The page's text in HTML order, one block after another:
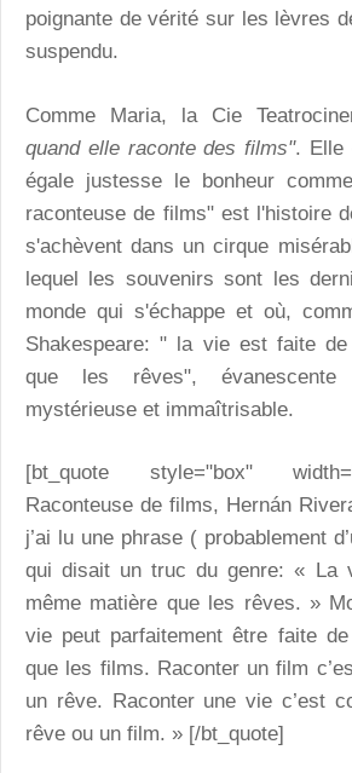
poignante de vérité sur les lèvres
suspendu.
Comme Maria, la Cie
quand elle raconte des films". Elle
égale justesse le bonheur
raconteuse de films" est l'histoire
s'achèvent dans un cirque
lequel les souvenirs sont les
monde qui s'échappe et où,
Shakespeare: " la vie est faite
que les rêves", évanescente
mystérieuse et immaîtrisable.
[bt_quote style="box"
Raconteuse de films, Hernán
j’ai lu une phrase ( probablement
qui disait un truc du genre: « La
même matière que les rêves. »
vie peut parfaitement être faite
que les films. Raconter un film
un rêve. Raconter une vie c’est
rêve ou un film. » [/bt_quote]